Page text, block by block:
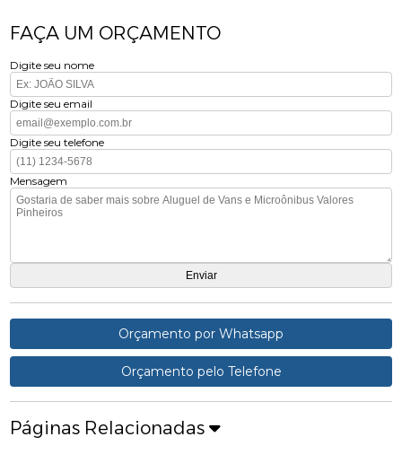
FAÇA UM ORÇAMENTO
Digite seu nome
Digite seu email
Digite seu telefone
Mensagem
Orçamento por Whatsapp
Orçamento pelo Telefone
Páginas Relacionadas